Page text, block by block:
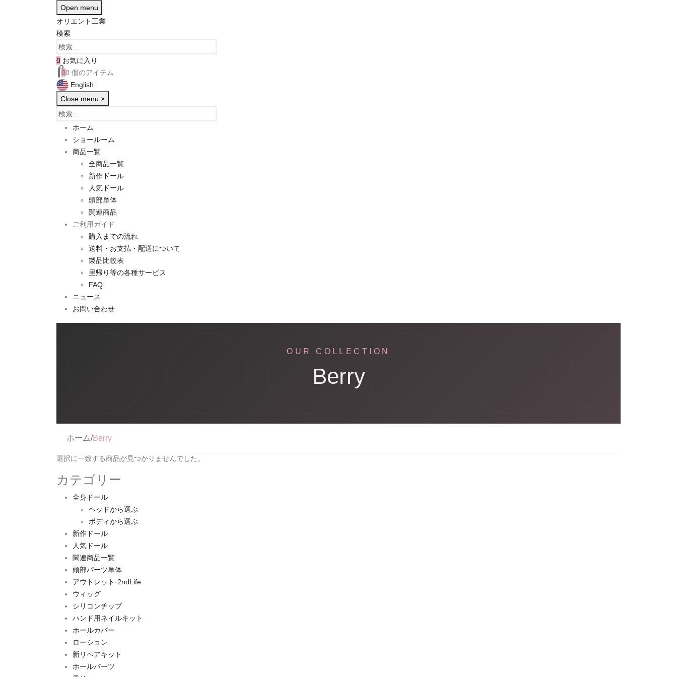
Open menu
オリエント工業
検索
0 お気に入り
00 個のアイテム
English
Close menu ×
ホーム
ショールーム
商品一覧
全商品一覧
新作ドール
人気ドール
頭部単体
関連商品
ご利用ガイド
購入までの流れ
送料・お支払・配送について
製品比較表
里帰り等の各種サービス
FAQ
ニュース
お問い合わせ
OUR COLLECTION
Berry
ホーム/Berry
選択に一致する商品が見つかりませんでした。
カテゴリー
全身ドール
ヘッドから選ぶ
ボディから選ぶ
新作ドール
人気ドール
関連商品一覧
頭部パーツ単体
アウトレット·2ndLife
ウィッグ
シリコンチップ
ハンド用ネイルキット
ホールカバー
ローション
新リペアキット
ホールパーツ